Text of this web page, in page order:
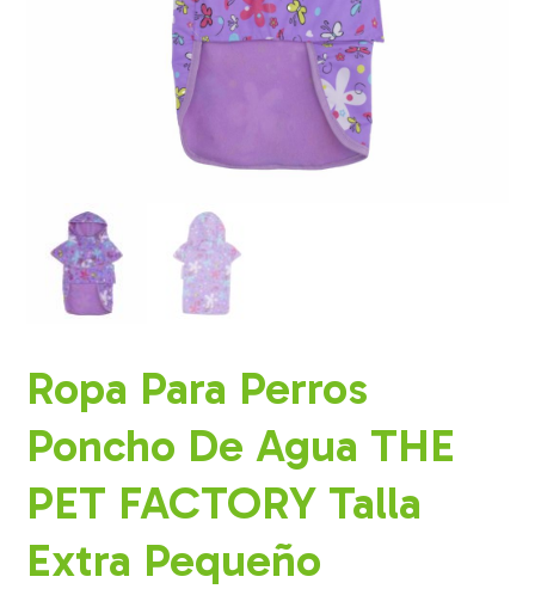
Ropa Para Perros
Poncho De Agua THE
PET FACTORY Talla
Extra Pequeño